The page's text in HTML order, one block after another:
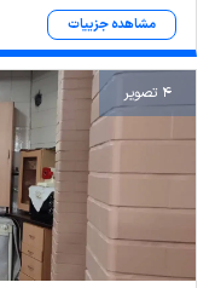
مشاهده جزییات
4 تصویر